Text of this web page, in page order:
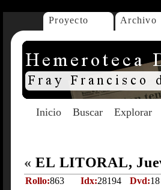
Proyecto Archivo
Inicio Buscar Explorar
« EL LITORAL,
Rollo:863 Idx:28194 Dvd:18